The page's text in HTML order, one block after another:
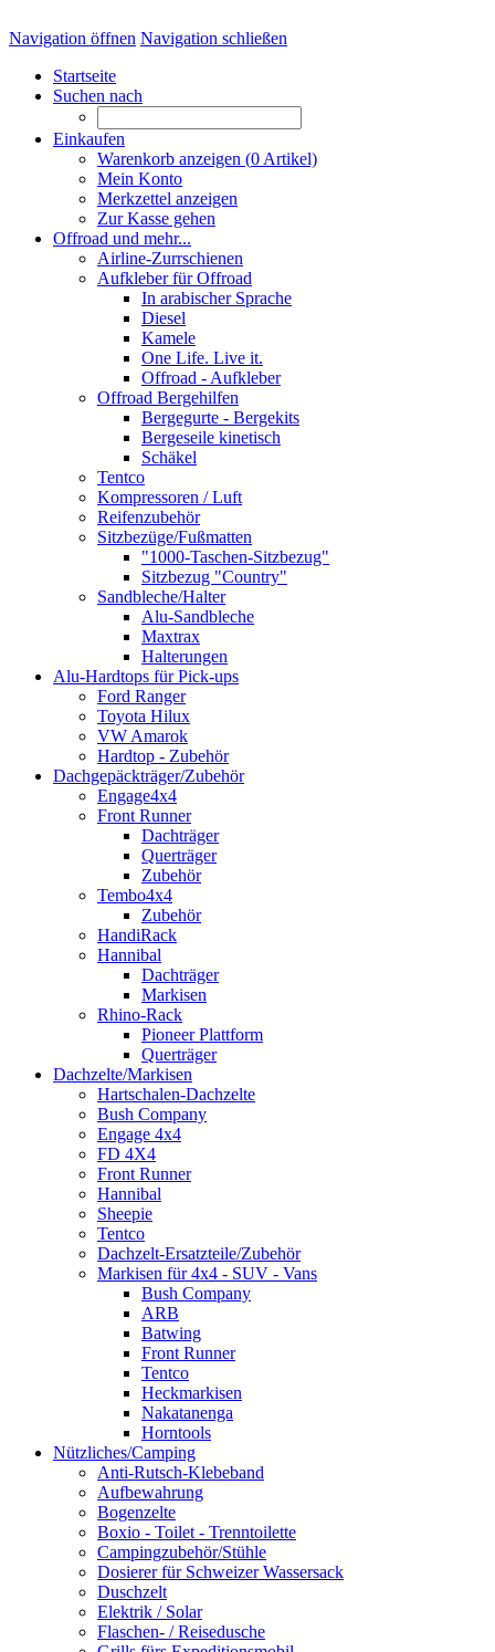
Navigation öffnen Navigation schließen
Startseite
Suchen nach
Einkaufen
Warenkorb anzeigen (0 Artikel)
Mein Konto
Merkzettel anzeigen
Zur Kasse gehen
Offroad und mehr...
Airline-Zurrschienen
Aufkleber für Offroad
In arabischer Sprache
Diesel
Kamele
One Life. Live it.
Offroad - Aufkleber
Offroad Bergehilfen
Bergegurte - Bergekits
Bergeseile kinetisch
Schäkel
Tentco
Kompressoren / Luft
Reifenzubehör
Sitzbezüge/Fußmatten
"1000-Taschen-Sitzbezug"
Sitzbezug "Country"
Sandbleche/Halter
Alu-Sandbleche
Maxtrax
Halterungen
Alu-Hardtops für Pick-ups
Ford Ranger
Toyota Hilux
VW Amarok
Hardtop - Zubehör
Dachgepäckträger/Zubehör
Engage4x4
Front Runner
Dachträger
Querträger
Zubehör
Tembo4x4
Zubehör
HandiRack
Hannibal
Dachträger
Markisen
Rhino-Rack
Pioneer Plattform
Querträger
Dachzelte/Markisen
Hartschalen-Dachzelte
Bush Company
Engage 4x4
FD 4X4
Front Runner
Hannibal
Sheepie
Tentco
Dachzelt-Ersatzteile/Zubehör
Markisen für 4x4 - SUV - Vans
Bush Company
ARB
Batwing
Front Runner
Tentco
Heckmarkisen
Nakatanenga
Horntools
Nützliches/Camping
Anti-Rutsch-Klebeband
Aufbewahrung
Bogenzelte
Boxio - Toilet - Trenntoilette
Campingzubehör/Stühle
Dosierer für Schweizer Wassersack
Duschzelt
Elektrik / Solar
Flaschen- / Reisedusche